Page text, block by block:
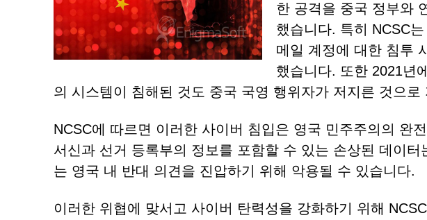
한 공격을 중국 정부와
했습니다. 특히 NCSC
메일 계정에 대한 침투
했습니다. 또한 2021년
의 시스템이 침해된 것도 중국 국영 행위자가 저지른 것으로
NCSC에 따르면 이러한 사이버 침입은 영국 민주주의의 완
서신과 선거 등록부의 정보를 포함할 수 있는 손상된 데이
는 영국 내 반대 의견을 진압하기 위해 악용될 수 있습니다.
이러한 위협에 맞서고 사이버 탄력성을 강화하기 위해